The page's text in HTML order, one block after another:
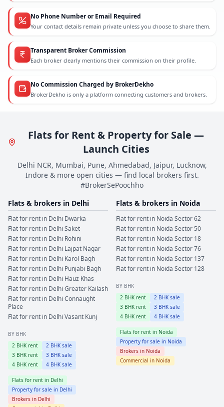
No Phone Number or Email Required
Your contact details remain private unless you choose to share them.
Transparent Broker Commission
Each broker clearly mentions their commission on their profile.
No Commission Charged by BrokerDekho
BrokerDekho is only a platform connecting customers and brokers.
Flats for Rent & Property for Sale —
Launch Cities
Delhi NCR, Mumbai, Pune, Ahmedabad, Jaipur, Lucknow,
Indore & more open cities — find local brokers first.
#BrokerSePoochho
Flats & brokers in Delhi
Flat for rent in Delhi Dwarka
Flat for rent in Delhi Saket
Flat for rent in Delhi Rohini
Flat for rent in Delhi Lajpat Nagar
Flat for rent in Delhi Karol Bagh
Flat for rent in Delhi Punjabi Bagh
Flat for rent in Delhi Hauz Khas
Flat for rent in Delhi Greater Kailash
Flat for rent in Delhi Connaught
Place
Flat for rent in Delhi Vasant Kunj
BY BHK
2 BHK rent 2 BHK sale
3 BHK rent 3 BHK sale
4 BHK rent 4 BHK sale
Flats for rent in Delhi
Property for sale in Delhi
Brokers in Delhi
Flats & brokers in Noida
Flat for rent in Noida Sector 62
Flat for rent in Noida Sector 50
Flat for rent in Noida Sector 18
Flat for rent in Noida Sector 76
Flat for rent in Noida Sector 137
Flat for rent in Noida Sector 128
BY BHK
2 BHK rent 2 BHK sale
3 BHK rent 3 BHK sale
4 BHK rent 4 BHK sale
Flats for rent in Noida
Property for sale in Noida
Brokers in Noida
Commercial in Noida